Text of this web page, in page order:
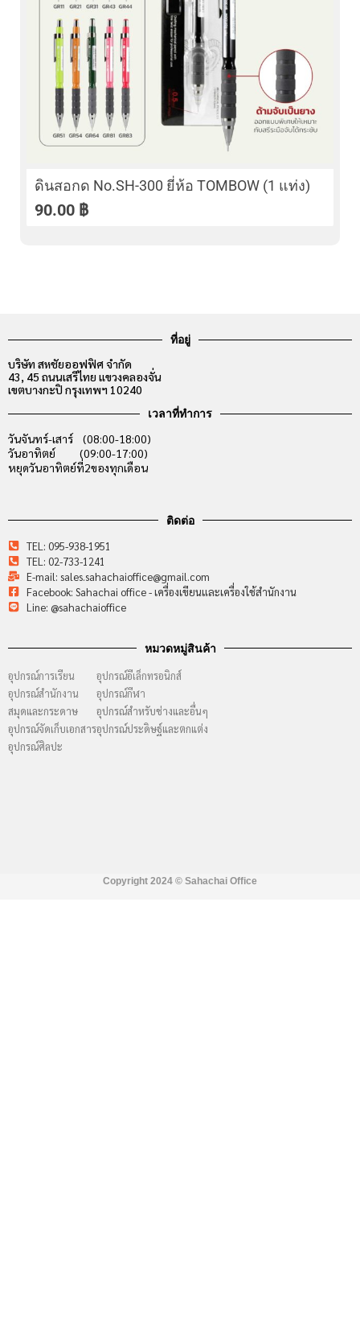
ดินสอกด No.SH-300 ยี่ห้อ TOMBOW (1 แท่ง)
90.00 ฿
ที่อยู่
บริษัท สหชัยออฟฟิศ จำกัด
43, 45 ถนนเสรีไทย แขวงคลองจั่น
เขตบางกะปิ กรุงเทพฯ 10240
เวลาที่ทำการ
วันจันทร์-เสาร์ (08:00-18:00)
วันอาทิตย์ (09:00-17:00)
หยุดวันอาทิตย์ที่2ของทุกเดือน
ติดต่อ
TEL: 095-938-1951
TEL: 02-733-1241
E-mail: sales.sahachaioffice@gmail.com
Facebook: Sahachai office - เครื่องเขียนและเครื่องใช้สำนักงาน
Line: @sahachaioffice
หมวดหมู่สินค้า
อุปกรณ์การเรียน
อุปกรณ์สำนักงาน
สมุดและกระดาษ
อุปกรณ์จัดเก็บเอกสาร
อุปกรณ์ศิลปะ
อุปกรณ์อีเล็กทรอนิกส์
อุปกรณ์กีฬา
อุปกรณ์สำหรับช่างและอื่นๆ
อุปกรณ์ประดิษฐ์และตกแต่ง
Copyright 2024 © Sahachai Office